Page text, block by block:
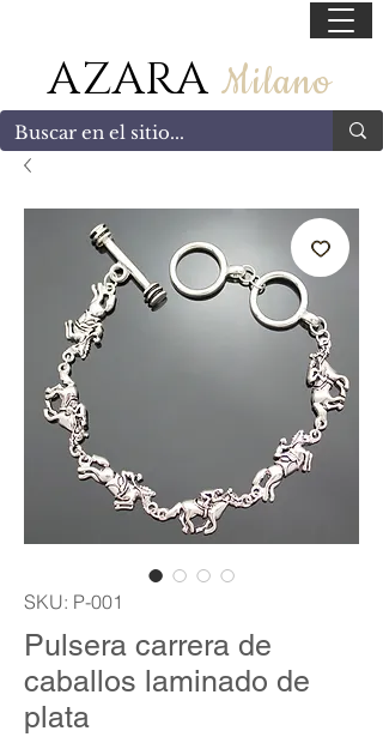
AZARA Milano
SKU: P-001
Pulsera carrera de
caballos laminado de
plata